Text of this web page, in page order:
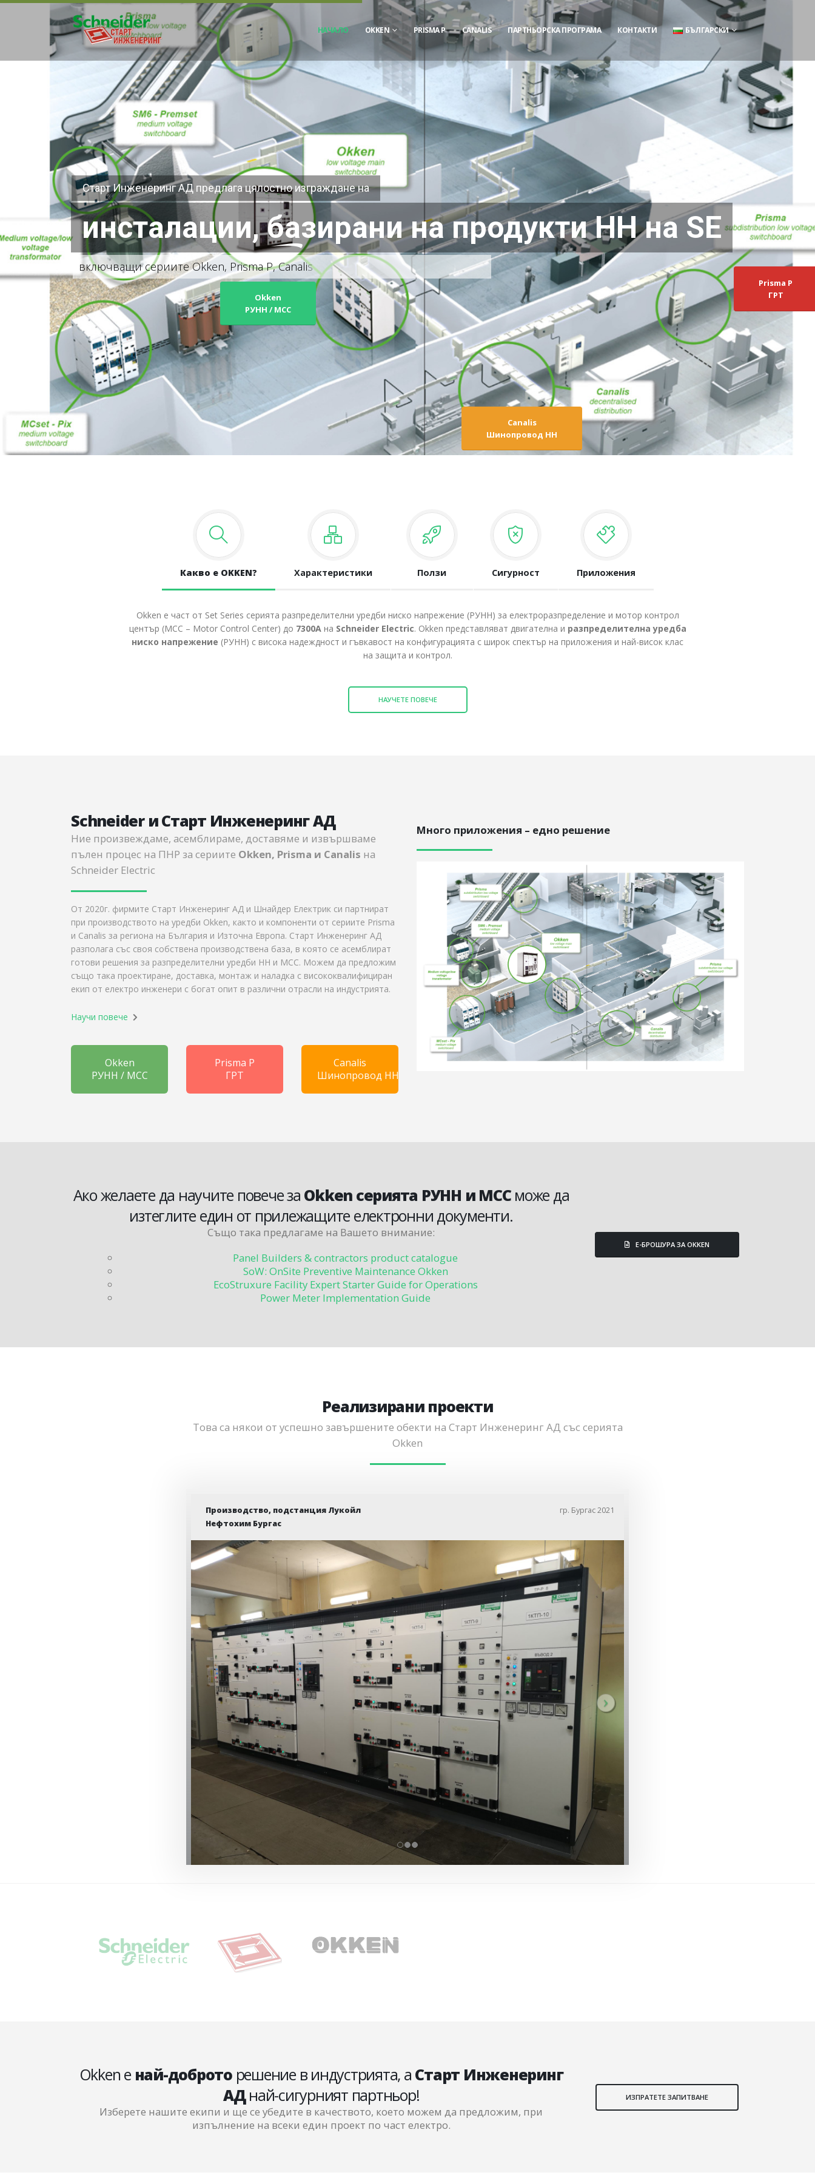
НАЧАЛО OKKEN PRISMA P CANALIS ПАРТНЬОРСКА ПРОГРАМА КОНТАКТИ БЪЛГАРСКИ
Canalis
Шинопровод НН
инсталации, базирани на продукти НН на SE
Старт Инженеринг АД предлага цялостно изграждане на
включващи сериите Okken, Prisma P, Canalis и др.
Okken
РУНН / MCC
Prisma P
ГРТ
Какво е OKKEN? Характеристики Ползи Сигурност Приложения
Okken е част от Set Series серията разпределителни уредби ниско напрежение (РУНН) за електроразпределение и мотор контрол
център (MCC – Motor Control Center) до 7300Ана Schneider Electric. Okken представляват двигателна и разпределителна уредба
ниско напрежение (РУНН) с висока надеждност и гъвкавост на конфигурацията с широк спектър на приложения и най-висок клас
на защита и контрол.
НАУЧЕТЕ ПОВЕЧЕ
Schneider и Старт Инженеринг АД
Ние произвеждаме, асемблираме, доставяме и извършваме
пълен процес на ПНР за сериите Okken, Prisma и Canalis на
Schneider Electric
От 2020г. фирмите Старт Инженеринг АД и Шнайдер Електрик си партнират
при производството на уредби Okken, както и компоненти от сериите Prisma
и Canalis за региона на България и Източна Европа. Старт Инженеринг АД
разполага със своя собствена производствена база, в която се асемблират
готови решения за разпределителни уредби НН и MCC. Можем да предложим
също така проектиране, доставка, монтаж и наладка с висококвалифициран
екип от електро инженери с богат опит в различни отрасли на индустрията.
Научи повече
Okken
РУНН / MCC
Prisma P
ГРТ
Canalis
Шинопровод НН
Много приложения – едно решение
Ако желаете да научите повече за Okken серията РУНН и MCCможе да
изтеглите един от прилежащите електронни документи.
Също така предлагаме на Вашето внимание:
Panel Builders & contractors product catalogue
SoW: OnSite Preventive Maintenance Okken
EcoStruxure Facility Expert Starter Guide for Operations
Power Meter Implementation Guide
E-БРОШУРА ЗА OKKEN
Реализирани проекти
Това са някои от успешно завършените обекти на Старт Инженеринг АД със серията
Okken
Производство, подстанция Лукойл
Нефтохим Бургас
гр. Бургас 2021
Okken е най-доброторешение в индустрията, а Старт Инженеринг
АДнай-сигурният партньор!
Изберете нашите екипи и ще се убедите в качеството, което можем да предложим, при
изпълнение на всеки един проект по част електро.
ИЗПРАТЕТЕ ЗАПИТВАНЕ